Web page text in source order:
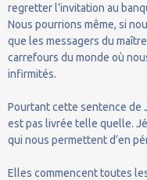
regretter l’invitation au
Nous pourrions même, si
que les messagers du
carrefours du monde où
infirmités.
Pourtant cette sentence de
est pas livrée telle quelle.
qui nous permettent d’en
Elles commencent toutes